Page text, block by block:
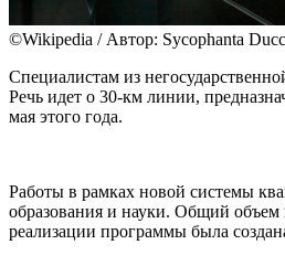
©Wikipedia / Автор: Sycophanta
Специалистам из
Речь идет о 30-км линии,
мая этого года.
Работы в рамках новой системы
образования и науки. Общий объем
реализации программы была